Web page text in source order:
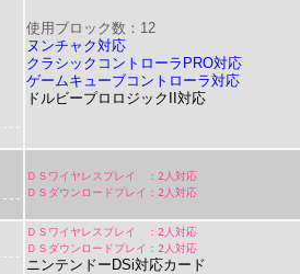
使用ブロック数：12
ヌンチャク対応
クラシックコントローラPRO対応
ゲームキューブコントローラ対応
ドルビープロロジックII対応
ＤＳワイヤレスプレイ ：2人対応
ＤＳダウンロードプレイ：2人対応
ＤＳワイヤレスプレイ ：2人対応
ＤＳダウンロードプレイ：2人対応
ニンテンドーDSi対応カード